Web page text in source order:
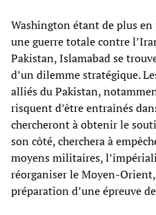
Washington étant de plus en
une guerre totale contre
Pakistan, Islamabad se
d’un dilemme stratégique.
alliés du Pakistan,
risquent d’être entraînés
chercheront à obtenir le
son côté, cherchera à
moyens militaires,
réorganiser le Moyen-
préparation d’une épreuve